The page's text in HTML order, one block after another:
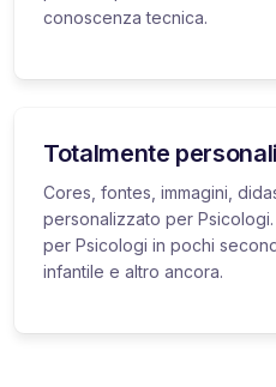
conoscenza tecnica.
Totalmente
Cores, fontes, immagini,
personalizzato per
per Psicologi in pochi
infantile e altro ancora.